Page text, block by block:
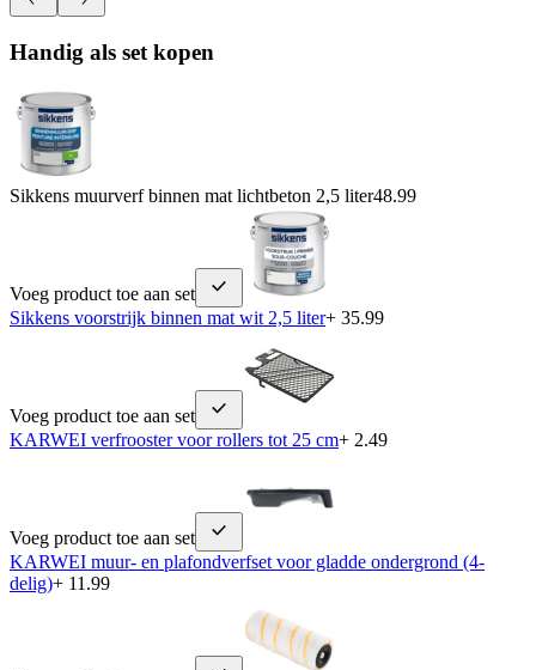
Handig als set kopen
Sikkens muurverf binnen mat lichtbeton 2,5 liter48.99
Voeg product toe aan set
Sikkens voorstrijk binnen mat wit 2,5 liter+ 35.99
Voeg product toe aan set
KARWEI verfrooster voor rollers tot 25 cm+ 2.49
Voeg product toe aan set
KARWEI muur- en plafondverfset voor gladde ondergrond (4-
delig)+ 11.99